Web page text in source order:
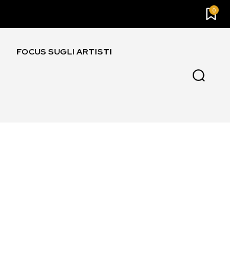
0
FOCUS SUGLI ARTISTI